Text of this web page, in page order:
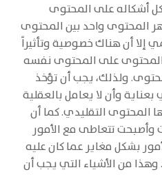
أشكاله على المحتوى
المحتوى واحد بين المحتوى
إلا أن هناك خصوصية وتأثيراً
على المحتوى نفسه
ولذلك، يجب أن تؤخذ
وأن لا يعامل بالعقلية
المحتوى التقليدي. كما أن
وأصبحت تتعاطى مع الأمور
بشكل مغاير عما كان عليه
وهذا من الأشياء التي يجب أن